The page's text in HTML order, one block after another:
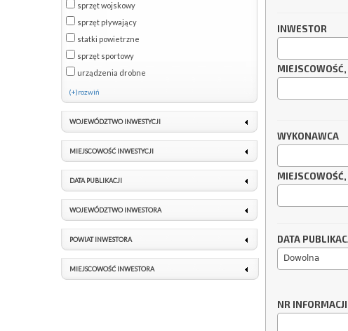
INWESTOR
WYKONAWCA
DATA
Dowolna
NR INFORMACJI
sprzęt wojskowy
sprzęt pływający
statki powietrzne
sprzęt sportowy
urządzenia drobne
(+)rozwiń
WOJEWÓDZTWO INWESTYCJI
MIEJSCOWOŚĆ INWESTYCJI
DATA PUBLIKACJI
WOJEWÓDZTWO INWESTORA
POWIAT INWESTORA
MIEJSCOWOŚĆ INWESTORA